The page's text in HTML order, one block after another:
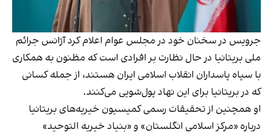
جرویس در سخنان خود در مجلس عوام اعلام کرد آژانس جرائم
ملی بریتانیا در حال نظارت بر افرادی است که مظنون به همکاری
با سپاه پاسداران انقلاب اسلامی ایران هستند، از جمله کسانی
که در بریتانیا برای این نهاد پول‌شویی می‌کنند.
او همچنین از تحقیقات رسمی کمیسیون خیریه‌های بریتانیا
درباره «مرکز اسلامی انگلستان» و «بنیاد خیریه التوحید»